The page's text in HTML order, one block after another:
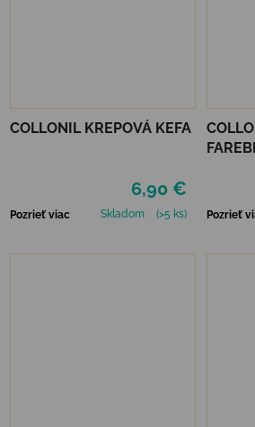
COLLONIL KREPOVÁ KEFA
6,90 €
Pozrieť viac Skladom (>5 ks) Pozrieť